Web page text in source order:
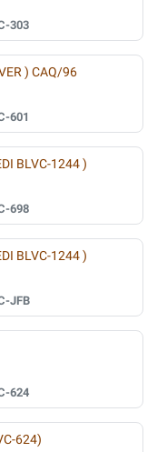
303
) CAQ/96
601
BLVC-1244 )
698
BLVC-1244 )
JFB
624
624)